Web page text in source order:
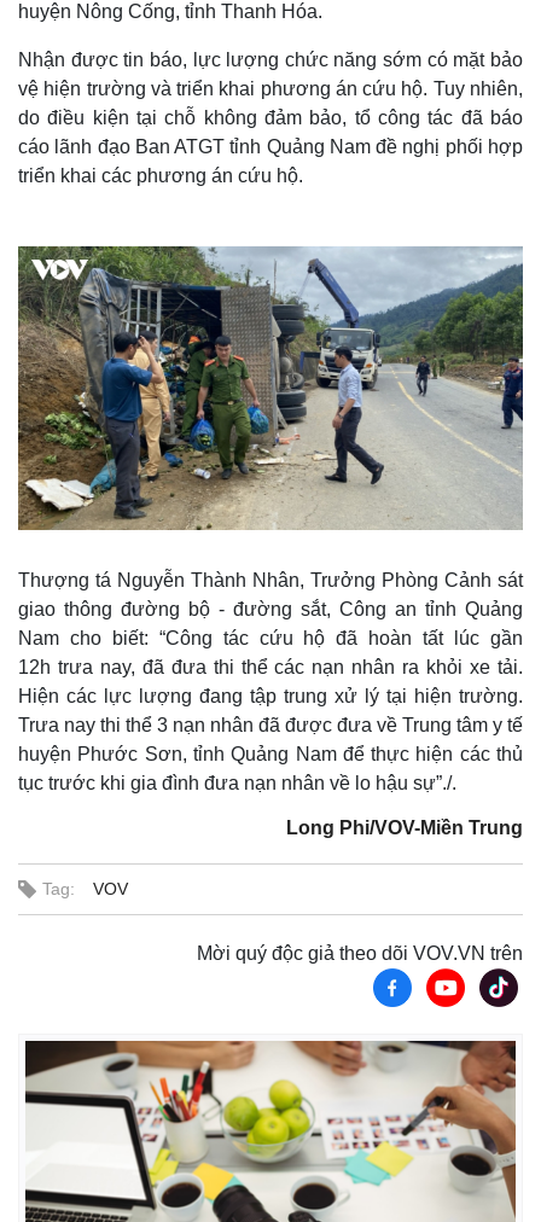
Cuộc sống đó đây
Hồ sơ
Video
Ảnh
Infographic
huyện Nông Cống, tỉnh Thanh Hóa.
Nhận được tin báo, lực lượng chức năng sớm có mặt bảo
vệ hiện trường và triển khai phương án cứu hộ. Tuy nhiên,
do điều kiện tại chỗ không đảm bảo, tổ công tác đã báo
cáo lãnh đạo Ban ATGT tỉnh Quảng Nam đề nghị phối hợp
triển khai các phương án cứu hộ.
Thượng tá Nguyễn Thành Nhân, Trưởng Phòng Cảnh sát
giao thông đường bộ - đường sắt, Công an tỉnh Quảng
Nam cho biết: “Công tác cứu hộ đã hoàn tất lúc gần
12h trưa nay, đã đưa thi thể các nạn nhân ra khỏi xe tải.
Hiện các lực lượng đang tập trung xử lý tại hiện trường.
Trưa nay thi thể 3 nạn nhân đã được đưa về Trung tâm y tế
huyện Phước Sơn, tỉnh Quảng Nam để thực hiện các thủ
tục trước khi gia đình đưa nạn nhân về lo hậu sự”./.
Long Phi/VOV-Miền Trung
Tag: VOV
Mời quý độc giả theo dõi VOV.VN trên